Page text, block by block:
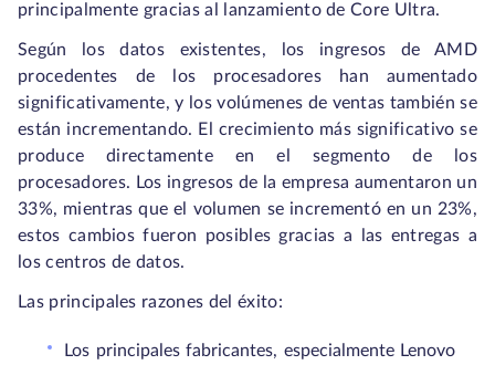
principalmente gracias al lanzamiento de Core Ultra.
Según los datos existentes, los ingresos de AMD
procedentes de los procesadores han aumentado
significativamente, y los volúmenes de ventas también se
están incrementando. El crecimiento más significativo se
produce directamente en el segmento de los
procesadores. Los ingresos de la empresa aumentaron un
33%, mientras que el volumen se incrementó en un 23%,
estos cambios fueron posibles gracias a las entregas a
los centros de datos.
Las principales razones del éxito:
Los principales fabricantes, especialmente Lenovo